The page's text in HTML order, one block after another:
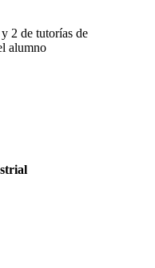
2 de tutorías de
alumno